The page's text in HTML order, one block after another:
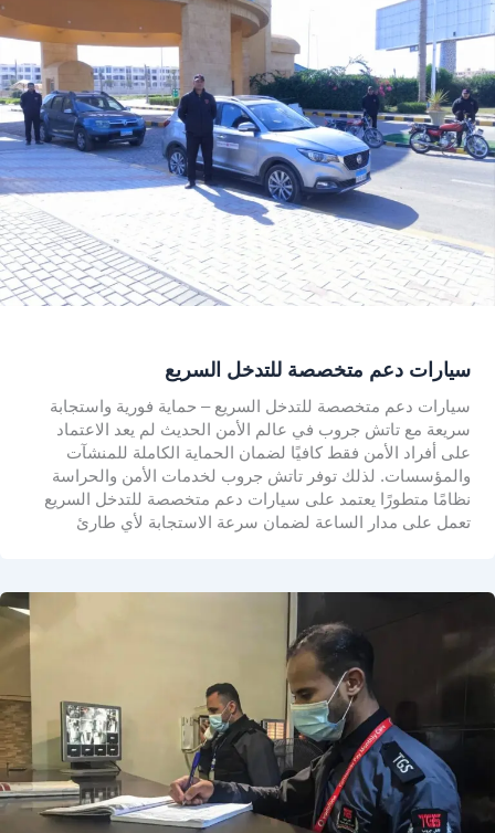
سيارات دعم متخصصة للتدخل السريع
سيارات دعم متخصصة للتدخل السريع – حماية فورية واستجابة
سريعة مع تاتش جروب في عالم الأمن الحديث لم يعد الاعتماد
على أفراد الأمن فقط كافيًا لضمان الحماية الكاملة للمنشآت
والمؤسسات. لذلك توفر تاتش جروب لخدمات الأمن والحراسة
نظامًا متطورًا يعتمد على سيارات دعم متخصصة للتدخل السريع
تعمل على مدار الساعة لضمان سرعة الاستجابة لأي طارئ